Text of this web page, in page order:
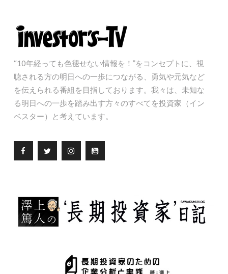
“10年経っても色褪せない情報を！”をコンセプトに、視
聴される方の明日への一歩につながる、勇気や元気など
を伝えられる番組を目指しております。我々は、未知な
る明日への一歩を踏み出す方々のすべてを投資家（イン
ベスター）と考えています。